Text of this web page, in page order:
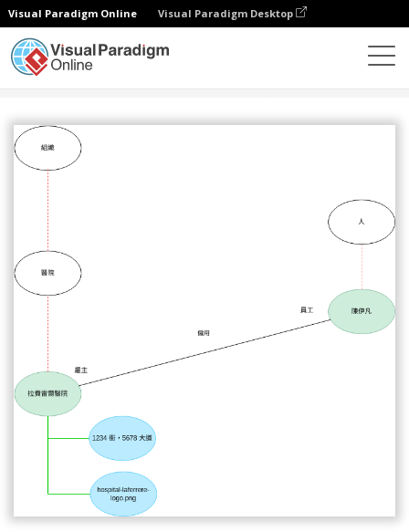
Visual Paradigm Online Visual Paradigm Desktop